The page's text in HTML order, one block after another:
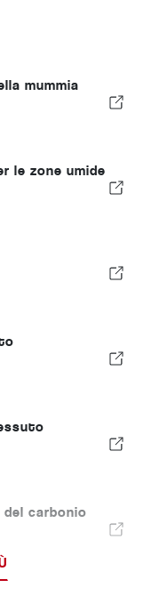
mummia
le zone umide
del carbonio